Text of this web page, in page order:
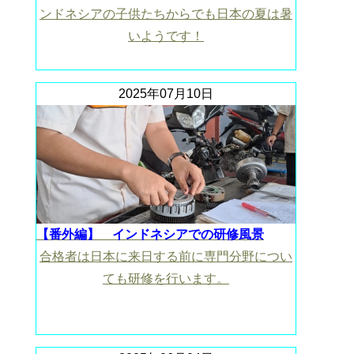
ンドネシアの子供たちからでも日本の夏は暑
いようです！
2025年07月10日
【番外編】 インドネシアでの研修風景
合格者は日本に来日する前に専門分野につい
ても研修を行います。